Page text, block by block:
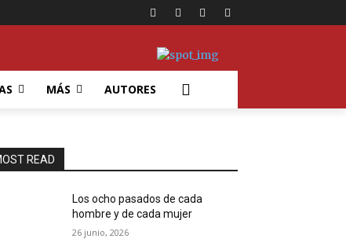
MÁS AUTORES
READ
Los ocho pasados de cada
hombre y de cada mujer
26 junio, 2026